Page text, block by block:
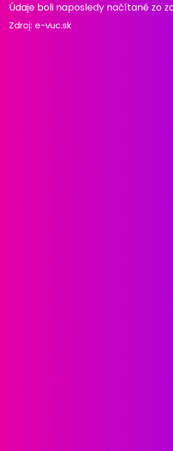
Údaje boli naposledy načítané zo
Zdroj: e-vuc.sk